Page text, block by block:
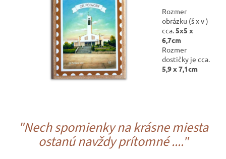
Rozmer
obrázku (š x v )
cca.5x5 x
6,7cm
Rozmer
dostičky je cca.
5,9 x 7,1cm
"Nech spomienky na krásne miesta
ostanú navždy prítomné ...."